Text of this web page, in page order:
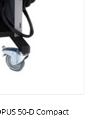
50-D Compact